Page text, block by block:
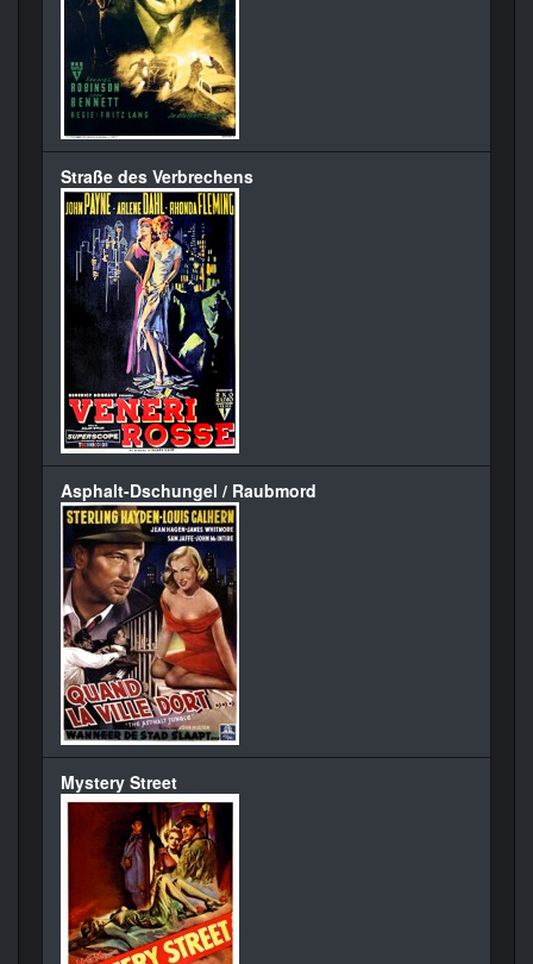
Straße des Verbrechens
Asphalt-Dschungel / Raubmord
Mystery Street